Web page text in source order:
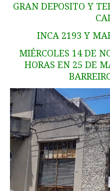
GRAN DEPOSITO Y
INCA 2193 Y
MIÉRCOLES 14 DE
HORAS EN 25 DE